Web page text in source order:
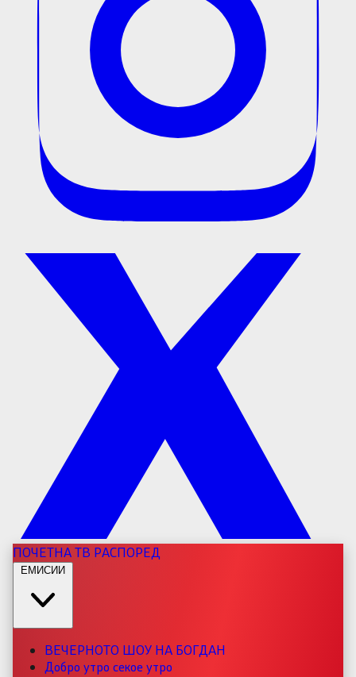
ПОЧЕТНАТВ РАСПОРЕД
ЕМИСИИ
ВЕЧЕРНОТО ШОУ НА БОГДАН
Добро утро секое утро